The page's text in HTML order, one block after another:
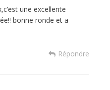
une excellente
bonne ronde et a
Répondre